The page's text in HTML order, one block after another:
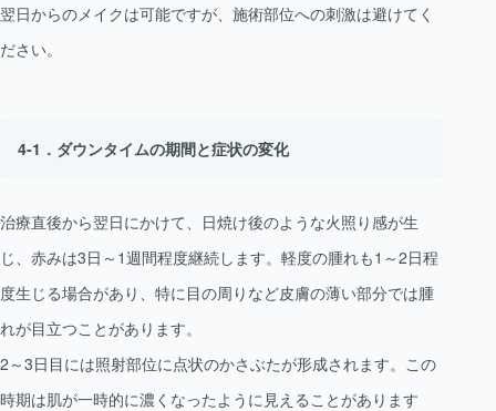
翌日からのメイクは可能ですが、施術部位への刺激は避けてく
ださい。
ダウンタイムの期間と症状の変化
治療直後から翌日にかけて、日焼け後のような火照り感が生
じ、赤みは3日～1週間程度継続します。軽度の腫れも1～2日程
度生じる場合があり、特に目の周りなど皮膚の薄い部分では腫
れが目立つことがあります。
2～3日目には照射部位に点状のかさぶたが形成されます。この
時期は肌が一時的に濃くなったように見えることがあります